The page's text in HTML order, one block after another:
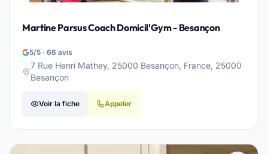
Martine Parsus Coach Domicil'Gym - Besançon
5/5 · 66 avis
7 Rue Henri Mathey, 25000 Besançon, France, 25000
Besançon
Voir la fiche Appeler